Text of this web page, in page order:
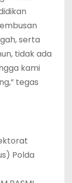
serta
tidak ada
kami
tegas
Polda